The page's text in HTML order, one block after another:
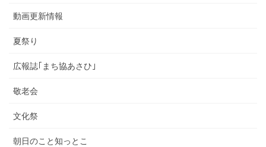
動画更新情報
夏祭り
広報誌｢まち協あさひ｣
敬老会
文化祭
朝日のこと知っとこ